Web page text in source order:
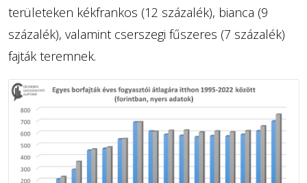
területeken kékfrankos (12 százalék), bianca (9
százalék), valamint cserszegi fűszeres (7 százalék)
fajták teremnek.